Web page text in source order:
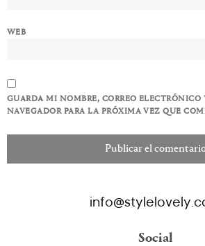
WEB
GUARDA MI NOMBRE, CORREO ELECTRÓNICO
NAVEGADOR PARA LA PRÓXIMA VEZ QUE
Social